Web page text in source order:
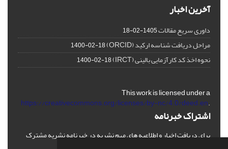
آخرین اخبار
داوری سریع مقالات1405-02-18
مراحل دریافت شناسه ارکید (ORCID) 1400-02-18
نحوه اخذ کد کارآزمایی بالینی (IRCT) 1400-02-18
This work is licensed under a
https://creativecommons.org/licenses/by-nc/4.0/deed.en.
اشتراک خبرنامه
برای دریافت اخبار و اطلاعیه های مهم نشریه در خبرنامه نشریه مشترک